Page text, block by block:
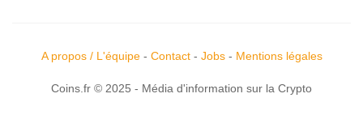
A propos / L'équipe- Contact- Jobs- Mentions légales
Coins.fr © 2025 - Média d'information sur la Crypto